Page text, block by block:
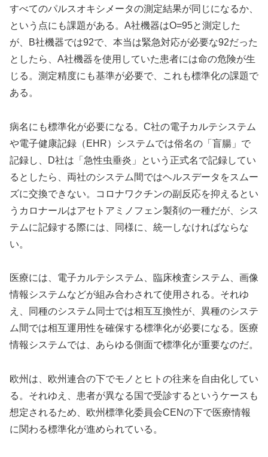
すべてのパルスオキシメータの測定結果が同じになるか、
という点にも課題がある。A社機器はO=95と測定した
が、B社機器では92で、本当は緊急対応が必要な92だった
としたら、A社機器を使用していた患者には命の危険が生
じる。測定精度にも基準が必要で、これも標準化の課題で
ある。
病名にも標準化が必要になる。C社の電子カルテシステム
や電子健康記録（EHR）システムでは俗名の「盲腸」で
記録し、D社は「急性虫垂炎」という正式名で記録してい
るとしたら、両社のシステム間ではヘルスデータをスムー
ズに交換できない。コロナワクチンの副反応を抑えるとい
うカロナールはアセトアミノフェン製剤の一種だが、シス
テムに記録する際には、同様に、統一しなければならな
い。
医療には、電子カルテシステム、臨床検査システム、画像
情報システムなどが組み合わされて使用される。それゆ
え、同種のシステム同士では相互互換性が、異種のシステ
ム間では相互運用性を確保する標準化が必要になる。医療
情報システムでは、あらゆる側面で標準化が重要なのだ。
欧州は、欧州連合の下でモノとヒトの往来を自由化してい
る。それゆえ、患者が異なる国で受診するというケースも
想定されるため、欧州標準化委員会CENの下で医療情報
に関わる標準化が進められている。